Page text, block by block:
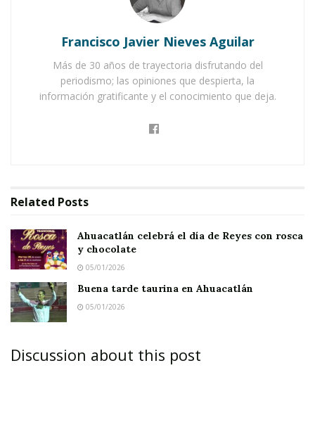
ZONA SUR.-Ante la celebración del Día de las
Francisco Javier Nieves Aguilar
Más de 30 años de trayectoria disfrutando del
periodismo; las opiniones que despierta, la
información gratificante y el conocimiento que deja.
Related Posts
Ahuacatlán celebrá el día de Reyes con rosca
y chocolate
05/01/2026
Buena tarde taurina en Ahuacatlán
05/01/2026
Discussion about this post